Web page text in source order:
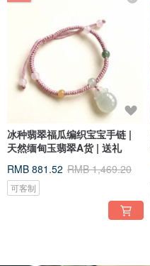
冰种翡翠福瓜编织宝宝手链 |
天然缅甸玉翡翠A货 | 送礼
RMB 881.52 RMB 1,469.20
可客制